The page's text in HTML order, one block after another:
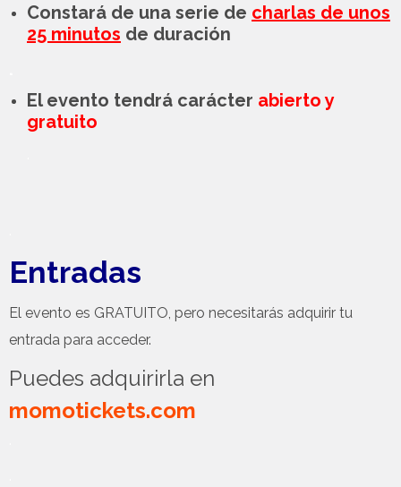
Constará de una serie de charlas de unos
25 minutos de duración
El evento tendrá carácter abierto y
gratuito
Entradas
El evento es GRATUITO, pero necesitarás adquirir tu
entrada para acceder.
Puedes adquirirla en
momotickets.com